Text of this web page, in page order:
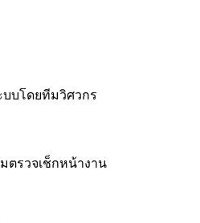
บโดยทีมวิศวกร
ตรวจเช็กหน้างาน